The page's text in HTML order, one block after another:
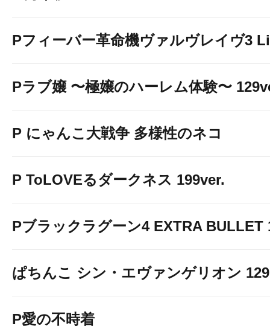
Pフィーバー革命機ヴァルヴレイヴ3
Pラブ嬢 〜極嬢のハーレム体験〜
P にゃんこ大戦争 多様性のネコ
P ToLOVEるダークネス 199ver.
Pブラックラグーン4 EXTRA BULLET
ぱちんこ シン・エヴァンゲリオン
P愛の不時着